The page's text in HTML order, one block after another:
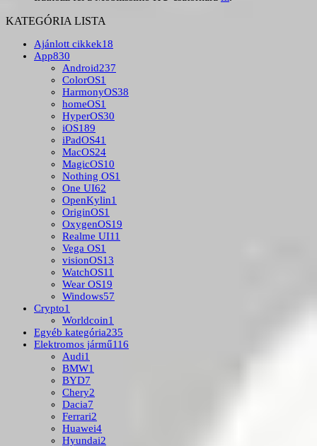
KATEGÓRIA LISTA
Ajánlott cikkek18
App830
Android237
ColorOS1
HarmonyOS38
homeOS1
HyperOS30
iOS189
iPadOS41
MacOS24
MagicOS10
Nothing OS1
One UI62
OpenKylin1
OriginOS1
OxygenOS19
Realme UI11
Vega OS1
visionOS13
WatchOS11
Wear OS19
Windows57
Crypto1
Worldcoin1
Egyéb kategória235
Elektromos jármű116
Audi1
BMW1
BYD7
Chery2
Dacia7
Ferrari2
Huawei4
Hyundai2